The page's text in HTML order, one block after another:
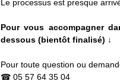
Le processus est presque
Pour vous accompagner
dessous (bientôt finalisé) ↓
Pour toute question ou
☎ 05 57 64 35 04